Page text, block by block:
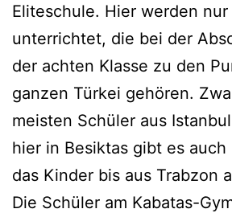
Eliteschule. Hier werden
unterrichtet, die bei der
der achten Klasse zu den
ganzen Türkei gehören.
meisten Schüler aus
hier in Besiktas gibt es auch
das Kinder bis aus Trabzon
Die Schüler am Kabatas-